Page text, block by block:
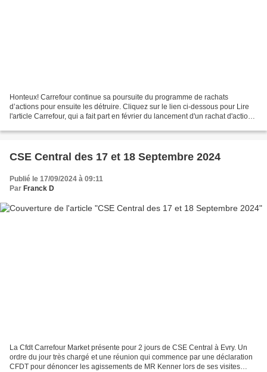
Honteux! Carrefour continue sa poursuite du programme de rachats
d’actions pour ensuite les détruire. Cliquez sur le lien ci-dessous pour Lire
l'article Carrefour, qui a fait part en février du lancement d'un rachat d'actions
CSE Central des 17 et 18 Septembre 2024
Publié le 17/09/2024 à 09:11
Par Franck D
La Cfdt Carrefour Market présente pour 2 jours de CSE Central à Evry. Un
ordre du jour très chargé et une réunion qui commence par une déclaration
CFDT pour dénoncer les agissements de MR Kenner lors de ses visites